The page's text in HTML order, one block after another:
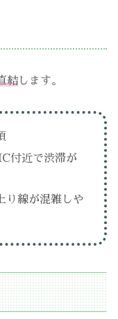
結します。
付近で渋滞が
り線が混雑しや